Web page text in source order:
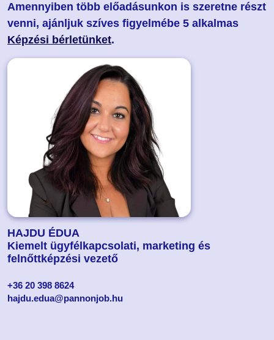
Amennyiben több előadásunkon is szeretne részt
venni, ajánljuk szíves figyelmébe 5 alkalmas
Képzési bérletünket.
HAJDU ÉDUA
Kiemelt ügyfélkapcsolati, marketing és
felnőttképzési vezető
+36 20 398 8624
hajdu.edua@pannonjob.hu